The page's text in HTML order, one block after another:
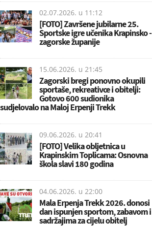
02.07.2026. u 11:12
[FOTO] Završene jubilarne 25.
Sportske igre učenika Krapinsko -
zagorske županije
15.06.2026. u 21:45
Zagorski bregi ponovno okupili
sportaše, rekreativce i obitelji:
Gotovo 600 sudionika
sudjelovalo na Maloj Erpenji Trekk
09.06.2026. u 20:41
[FOTO] Velika obljetnica u
Krapinskim Toplicama: Osnovna
škola slavi 180 godina
04.06.2026. u 22:00
Mala Erpenja Trekk 2026. donosi
dan ispunjen sportom, zabavom i
sadržajima za cijelu obitelj